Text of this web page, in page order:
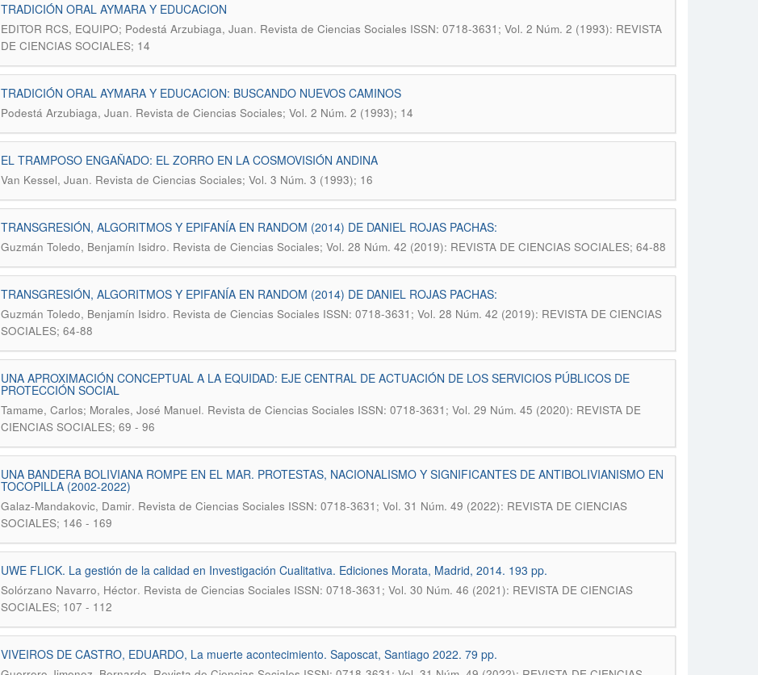
TRADICIÓN ORAL AYMARA Y EDUCACION
EDITOR RCS, EQUIPO; Podestá Arzubiaga, Juan. Revista de Ciencias Sociales ISSN: 0718-3631; Vol. 2 Núm. 2 (1993): REVISTA
DE CIENCIAS SOCIALES; 14
TRADICIÓN ORAL AYMARA Y EDUCACION: BUSCANDO NUEVOS CAMINOS
Podestá Arzubiaga, Juan. Revista de Ciencias Sociales; Vol. 2 Núm. 2 (1993); 14
EL TRAMPOSO ENGAÑADO: EL ZORRO EN LA COSMOVISIÓN ANDINA
Van Kessel, Juan. Revista de Ciencias Sociales; Vol. 3 Núm. 3 (1993); 16
TRANSGRESIÓN, ALGORITMOS Y EPIFANÍA EN RANDOM (2014) DE DANIEL ROJAS PACHAS:
Guzmán Toledo, Benjamín Isidro. Revista de Ciencias Sociales; Vol. 28 Núm. 42 (2019): REVISTA DE CIENCIAS SOCIALES; 64-88
TRANSGRESIÓN, ALGORITMOS Y EPIFANÍA EN RANDOM (2014) DE DANIEL ROJAS PACHAS:
Guzmán Toledo, Benjamín Isidro. Revista de Ciencias Sociales ISSN: 0718-3631; Vol. 28 Núm. 42 (2019): REVISTA DE CIENCIAS
SOCIALES; 64-88
UNA APROXIMACIÓN CONCEPTUAL A LA EQUIDAD: EJE CENTRAL DE ACTUACIÓN DE LOS SERVICIOS PÚBLICOS DE
PROTECCIÓN SOCIAL
Tamame, Carlos; Morales, José Manuel. Revista de Ciencias Sociales ISSN: 0718-3631; Vol. 29 Núm. 45 (2020): REVISTA DE
CIENCIAS SOCIALES; 69 - 96
UNA BANDERA BOLIVIANA ROMPE EN EL MAR. PROTESTAS, NACIONALISMO Y SIGNIFICANTES DE ANTIBOLIVIANISMO EN
TOCOPILLA (2002-2022)
Galaz-Mandakovic, Damir. Revista de Ciencias Sociales ISSN: 0718-3631; Vol. 31 Núm. 49 (2022): REVISTA DE CIENCIAS
SOCIALES; 146 - 169
UWE FLICK. La gestión de la calidad en Investigación Cualitativa. Ediciones Morata, Madrid, 2014. 193 pp.
Solórzano Navarro, Héctor. Revista de Ciencias Sociales ISSN: 0718-3631; Vol. 30 Núm. 46 (2021): REVISTA DE CIENCIAS
SOCIALES; 107 - 112
VIVEIROS DE CASTRO, EDUARDO, La muerte acontecimiento. Saposcat, Santiago 2022. 79 pp.